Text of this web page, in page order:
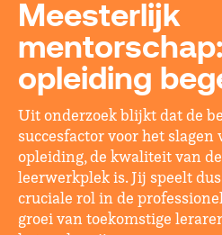
Meesterlijk
opleiding
Uit onderzoek blijkt dat de
succesfactor voor het
opleiding, de kwaliteit van
leerwerkplek is. Jij speelt
cruciale rol in de
groei van toekomstige